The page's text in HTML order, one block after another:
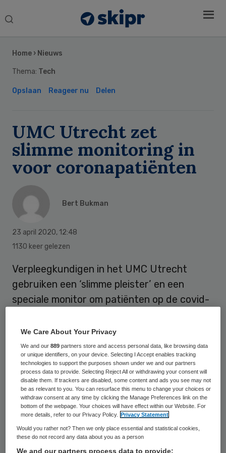
Search
Home › Nieuws
Thema: Tech
Opslaan Reageer nu Delen
UMC Utrecht zet
slimme monitoring in
voor coronapatiënten
Bert Bukman
23 april 2020, 12:48
1130 keer gelezen
Verpleegkundigen in het UMC Utrecht
gebruiken een ‘slimme pleister’ en een
speciale monitor om patiënten op de covid-
deze ziekte is dat van belang, omdat de
toestand van de patiënt ongemerkt snel
kan verslechteren.
De monitoring verloopt deels via een
draadloze sensor, verwerkt in een ‘slimme
pleister’ die op de borst van de patiënt
wordt bevestigd. Zo kunnen
Sidebar
We Care About Your Privacy
We and our889 partners store and access personal data, like browsing data
or unique identifiers, on your device. Selecting I Accept enables tracking
technologies to support the purposes shown under we and our partners
process data to provide. Selecting Reject All or withdrawing your consent will
disable them. If trackers are disabled, some content and ads you see may not
be as relevant to you. You can resurface this menu to change your choices or
withdraw consent at any time by clicking the Manage Preferences link on the
bottom of the webpage. Your choices will have effect within our Website. For
more details, refer to our Privacy Policy.
Privacy Statement
Would you rather not? Then we only place essential and statistical cookies,
these do not record any data about you as a person
We and our partners process data to provide: